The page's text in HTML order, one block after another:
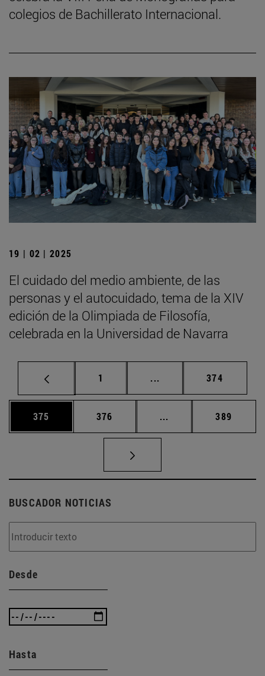
colegios de Bachillerato Internacional.
19 | 02 | 2025
El cuidado del medio ambiente, de las
personas y el autocuidado, tema de la XIV
edición de la Olimpiada de Filosofía,
celebrada en la Universidad de Navarra
Página
1 ... Páginas intermedias
Página
374
Página
375 Página
376 ... Páginas intermedias
Página
389
BUSCADOR NOTICIAS
Desde
Hasta